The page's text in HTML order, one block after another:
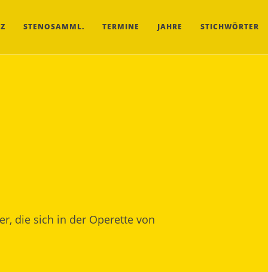
STENOSAMML. TERMINE JAHRE STICHWÖRTER
die sich in der Operette von